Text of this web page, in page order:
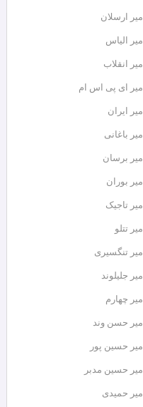
امیر ارسلان
امیر الیاس
امیر انقلاب
امیر ای پی اس ام
امیر ایران
امیر باغانی
امیر برسان
امیر بوران
امیر تاجیک
امیر تتلو
امیر تنگسیری
امیر جلیلوند
امیر چهارم
امیر حسن وند
امیر حسین پور
امیر حسین مدبر
امیر حمیدی